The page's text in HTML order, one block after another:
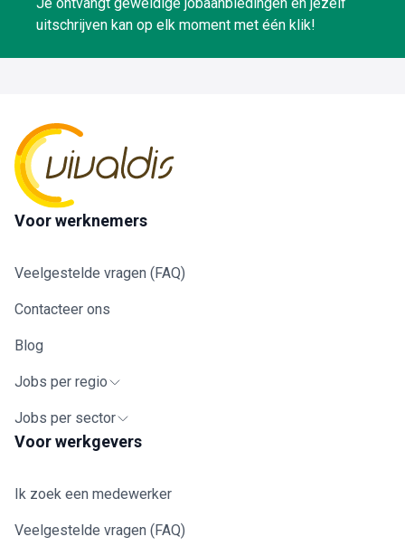
Je ontvangt geweldige jobaanbiedingen en jezelf
uitschrijven kan op elk moment met één klik!
Voor werknemers
Veelgestelde vragen (FAQ)
Contacteer ons
Blog
Jobs per regio
Jobs per sector
Voor werkgevers
Ik zoek een medewerker
Veelgestelde vragen (FAQ)